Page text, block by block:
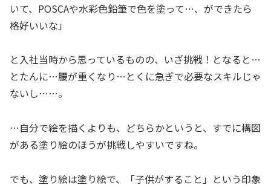
いて、POSCAや水彩色鉛筆で色を塗って…、ができたら
格好いいな」
と入社当時から思っているものの、いざ挑戦！となると…
とたんに…腰が重くなり…とくに急ぎで必要なスキルじゃ
ないし……。
…自分で絵を描くよりも、どちらかというと、すでに構図
がある塗り絵のほうが挑戦しやすいですね。
でも、塗り絵は塗り絵で、「子供がすること」という印象